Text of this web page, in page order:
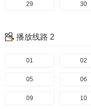
29 30
37
41 42
45 46
49 50
播放线路 2
01 02
05 06
09 10